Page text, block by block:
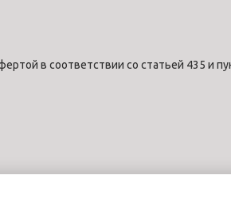
в соответствии со статьей 435 и